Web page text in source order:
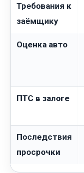
Требования к
заёмщику
Оценка авто
ПТС в залоге
Последствия
просрочки